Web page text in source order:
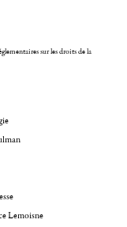
sur les droits de la
Lemoisne